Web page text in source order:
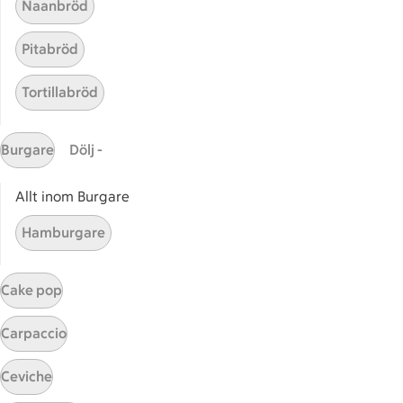
Start
Få snabbt svar
FAQ
Massa erbjudanden
ICAs inspirationsmejl
Naanbröd
Pitabröd
Tortillabröd
Burgare Dölj -
Allt inom Burgare
Hamburgare
Cake pop
Carpaccio
Ceviche